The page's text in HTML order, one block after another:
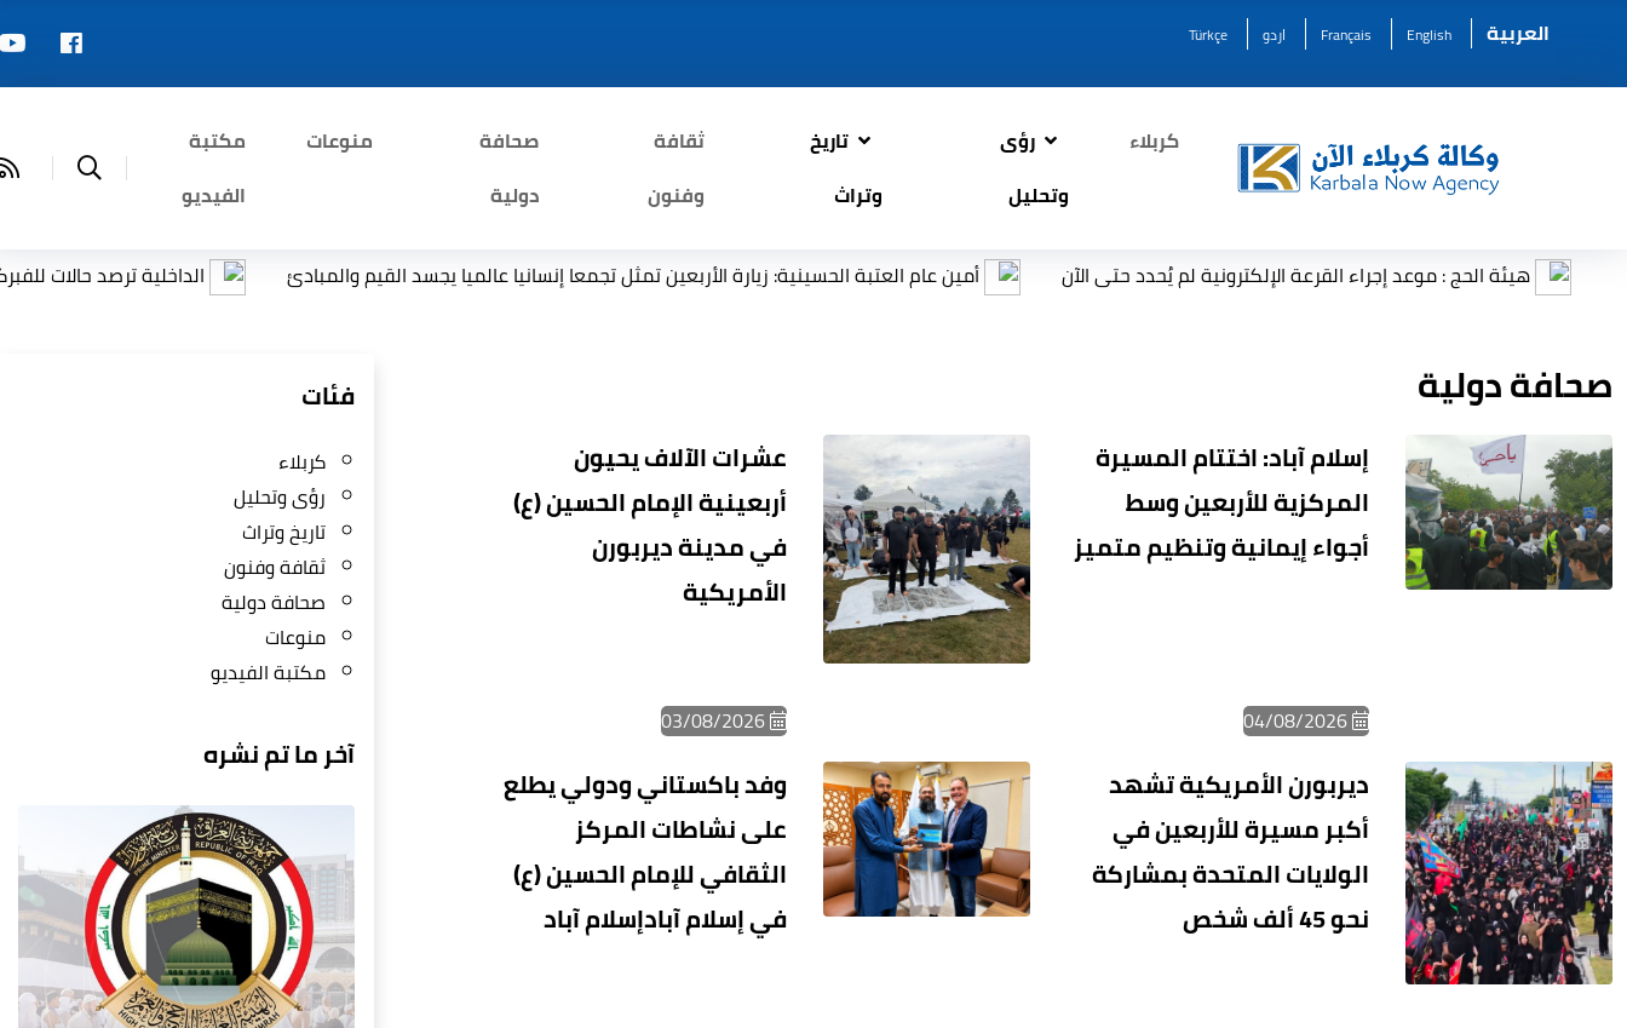
العربية English
Français اردو Türkçe
كربلاء
رؤى
وتحليل
تاريخ
وتراث
ثقافة
وفنون
صحافة
دولية
منوعات
مكتبة
الفيديو
هيئة الحج : موعد إجراء القرعة الإلكترونية لم يُحدد حتى الآن أمين عام العتبة الحسينية: زيارة الأربعين تمثل تجمعا إنسانيا عالميا يجسد القيم والمبادئ الداخلية ترصد حالات للفبركة
صحافة دولية
04/08/2026
إسلام آباد: اختتام المسيرة
المركزية للأربعين وسط
أجواء إيمانية وتنظيم متميز
03/08/2026
عشرات الآلاف يحيون
أربعينية الإمام الحسين (ع)
في مدينة ديربورن
الأمريكية
ديربورن الأمريكية تشهد
أكبر مسيرة للأربعين في
الولايات المتحدة بمشاركة
نحو 45 ألف شخص
وفد باكستاني ودولي يطلع
على نشاطات المركز
الثقافي للإمام الحسين (ع)
في إسلام آبادإسلام آباد
فئات
كربلاء
رؤى وتحليل
تاريخ وتراث
ثقافة وفنون
صحافة دولية
منوعات
مكتبة الفيديو
آخر ما تم نشره